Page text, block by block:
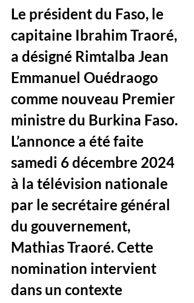
Le président du Faso, le
capitaine Ibrahim Traoré,
a désigné Rimtalba Jean
Emmanuel Ouédraogo
comme nouveau Premier
ministre du Burkina Faso.
L’annonce a été faite
samedi 6 décembre 2024
à la télévision nationale
par le secrétaire général
du gouvernement,
Mathias Traoré. Cette
nomination intervient
dans un contexte